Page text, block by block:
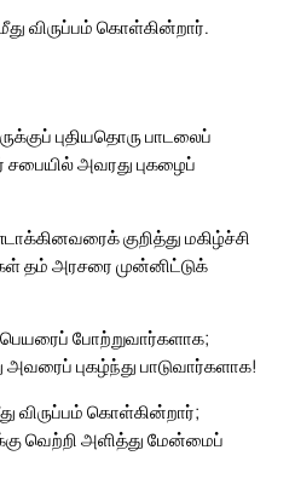
விருப்பம் கொள்கின்றார்.
புதியதொரு பாடலைப்
அவரது புகழைப்
குறித்து மகிழ்ச்சி
அரசரை முன்னிட்டுக்
போற்றுவார்களாக;
புகழ்ந்து பாடுவார்களாக!
கொள்கின்றார்;
வெற்றி அளித்து மேன்மைப்